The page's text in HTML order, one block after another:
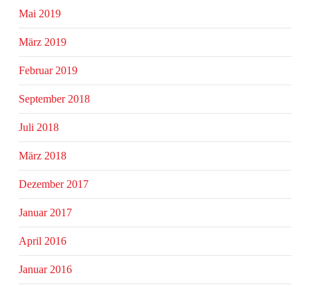
Mai 2019
März 2019
Februar 2019
September 2018
Juli 2018
März 2018
Dezember 2017
Januar 2017
April 2016
Januar 2016